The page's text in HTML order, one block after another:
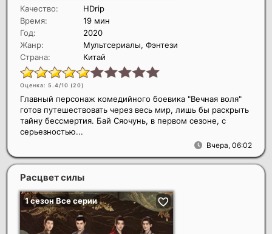
Качество:
HDrip
Время:
19 мин
Год:
2020
Жанр:
Мультсериалы, Фэнтези
Страна:
Китай
Оценка: 5.4/10 (20)
Вчера, 06:02
Главный персонаж комедийного боевика "Вечная воля"
готов путешествовать через весь мир, лишь бы раскрыть
тайну бессмертия. Бай Сяочунь, в первом сезоне, с
серьезностью...
Расцвет силы